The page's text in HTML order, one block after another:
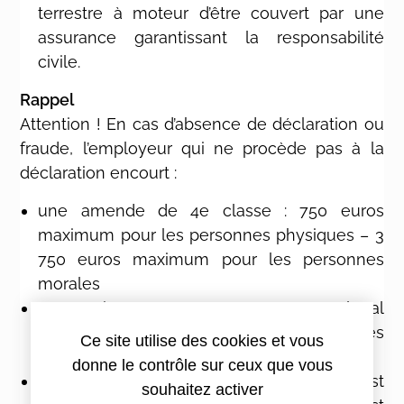
terrestre à moteur d’être couvert par une
assurance garantissant la responsabilité
civile.
Rappel
Attention ! En cas d’absence de déclaration ou
fraude, l’employeur qui ne procède pas à la
déclaration encourt :
une amende de 4e classe : 750 euros
maximum pour les personnes physiques – 3
750 euros maximum pour les personnes
morales
L’entreprise et son représentant légal
s’exposent également à des poursuites
pénales en cas de fausse déclaration.
Lors de non-désignation du conducteur, c’est
Ce site utilise des cookies et vous
donne le contrôle sur ceux que vous
souhaitez activer